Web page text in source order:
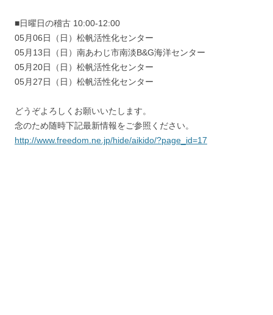
■日曜日の稽古 10:00-12:00
05月06日（日）松帆活性化センター
05月13日（日）南あわじ市南淡B&G海洋センター
05月20日（日）松帆活性化センター
05月27日（日）松帆活性化センター
どうぞよろしくお願いいたします。
念のため随時下記最新情報をご参照ください。
http://www.freedom.ne.jp/hide/aikido/?page_id=17